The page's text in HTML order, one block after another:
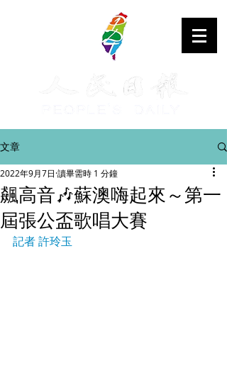
文章
飆高音🎶蘇澳嗨起來～第一
屆張公盃歌唱大賽
2022年9月7日 讀畢需時 1 分鐘
記者 許玲玉